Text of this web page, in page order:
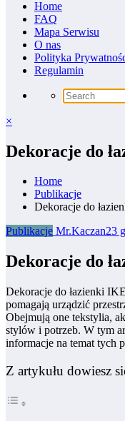
Home
FAQ
Mapa Serwisu
O nas
Polityka
Regulamin
×
Dekoracje do
Home
Publikacje
Dekoracje do
Publikacje Mr.Kaczan23
Dekoracje do
Dekoracje do łazienki
pomagają urządzić
Obejmują one tekstylia,
stylów i potrzeb. W tym
informacje na temat tych
Z artykułu dowiesz